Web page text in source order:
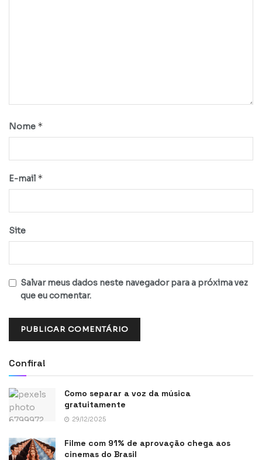
Nome *
E-mail *
Site
Salvar meus dados neste navegador para a próxima vez
que eu comentar.
Confira!
Como separar a voz da música
gratuitamente
29/12/2025
Filme com 91% de aprovação chega aos
cinemas do Brasil